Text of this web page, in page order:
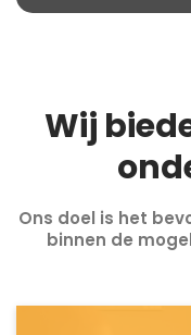
Wij
Ons doel is het
binnen de